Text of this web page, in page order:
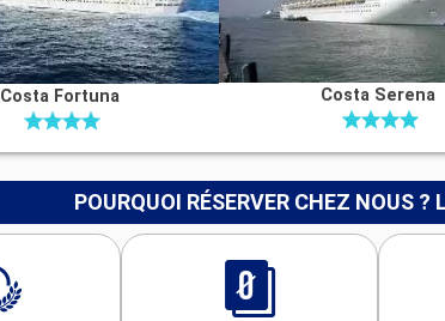
Costa Fortuna Costa Serena
POURQUOI RÉSERVER CHEZ NOUS ?